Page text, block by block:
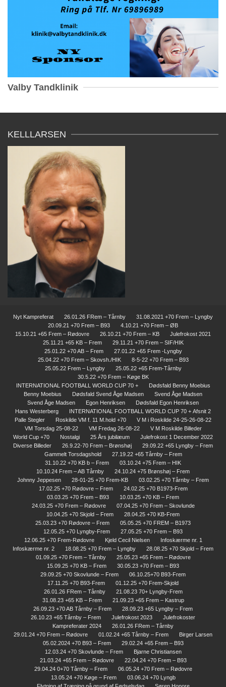
Valby Tandklinik
KELLLARSEN
Nyt Kampreferat 26.01.26 FRem – Tårnby
31.08.2021 +70 Frem – Lyngby
20.09.21 +70 Frem – B93
4.10.21 +70 Frem – ØB
15.10.21 +65 Frem – Rødovre
26.10.21 +70 Frem – KB
Julefrokost 2021
25.11.21 +65 KB – Frem
29.11.21 +70 Frem – SIF/HIK
25.01.22 +70 AB – Frem
27.01.22 +65 Frem -Lyngby
25.04.22 +70 Frem – Skovsh./HIK
8-5-22 +70 Frem – B93
25.05.22 Frem – Lyngby
25.05.22 +65 Frem-Tårnby
30.5.22 +70 Frem – Køge BK
INTERNATIONAL FOOTBALL WORLD CUP 70 +
Dødsfald Benny Moebius
Benny Moebius
Dødsfald Svend Åge Madsen
Svend Åge Madsen
Svend Åge Madsen
Egon Henriksen
Dødsfald Egon Henriksen
Hans Westerberg
INTERNATIONAL FOOTBALL WORLD CUP 70 + Afsnit 2
Palle Stegler
Roskilde VM f. 11 M.hold +70
V M i Roskilde 24-25-26-08-22
VM Torsdag 25-08-22
VM Fredag 26-08-22
V M Roskilde Billeder
World Cup +70
Nostalgi 25 Års jubilæum
Julefrokost 1 December 2022
Diverse Billeder
26.9.22-70 Frem – Brønshøj
29.09.22 +65 Lyngby – Frem
Gammelt Torsdagshold
27.19.22 +65 Tårnby – Frem
31.10.22 +70 KB b – Frem
03.10.24 +75 Frem – HIK
10.10.24 Frem – AB Tårnby
24.10.24 +75 Brønshøj – Frem
Johnny Jeppesen
28-01-25 +70 Frem-KB
03.02.25 +70 Tårnby – Frem
17.02.25 +70 Rødovre – Frem
24.02.25 +70 B1973-Frem
03.03.25 +70 Frem – B93
10.03.25 +70 KB – Frem
24.03.25 +70 Frem – Rødovre
07.04.25 +70 Frem – Skovlunde
10.04.25 +70 Skjold – Frem
28.04.25 +70 KB-Frem
25.03.23 +70 Rødovre – Frem
05.05.25 +70 FREM – B1973
12.05.25 +70 Lyngby-Frem
27.05.25 +70 Frem – B93
12.06.25 +70 Frem-Rødovre
Kjeld Cecil Nielsen
Infoskærme nr. 1
Infoskærme nr. 2
18.08.25 +70 Frem – Lyngby
28.08.25 +70 Skjold – Frem
01.09.25 +70 Frem – Tårnby
25.05.23 +65 Frem – Rødovre
15.09.25 +70 KB – Frem
30.05.23 +70 Frem – B93
29.09.25 +70 Skovlunde – Frem
06.10.25+70 B93-Frem
17.11.25 +70 B93-Frem
01.12.25 +70 Frem-Skjold
26.01.26 FRem – Tårnby
21.08.23 70+ Lyngby-Frem
31.08.23 +65 KB – Frem
21.09.23 +65 Frem – Kastrup
26.09.23 +70 AB Tårnby – Frem
28.09.23 +65 Lyngby – Frem
26.10.23 +65 Tårnby – Frem
Julefrokost 2023
Julefrokoster
Kampreferater 2024
26.01.26 FRem – Tårnby
29.01.24 +70 Frem – Rødovre
01.02.24 +65 Tårnby – Frem
Birger Larsen
05.02.2024 +70 B93 – Frem
29.02.24 +65 Frem – B93
12.03.24 +70 Skovlunde – Frem
Bjarne Christiansen
21.03.24 +65 Frem – Rødovre
22.04.24 +70 Frem – B93
29.04.24 0+70 Tårnby – Frem
06.05.24 +70 Frem – Rødovre
13.05.24 +70 Køge – Frem
03.06.24 +70 Lyngb